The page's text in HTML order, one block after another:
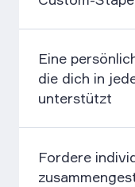
Eine
die dich in
unterstützt
Fordere